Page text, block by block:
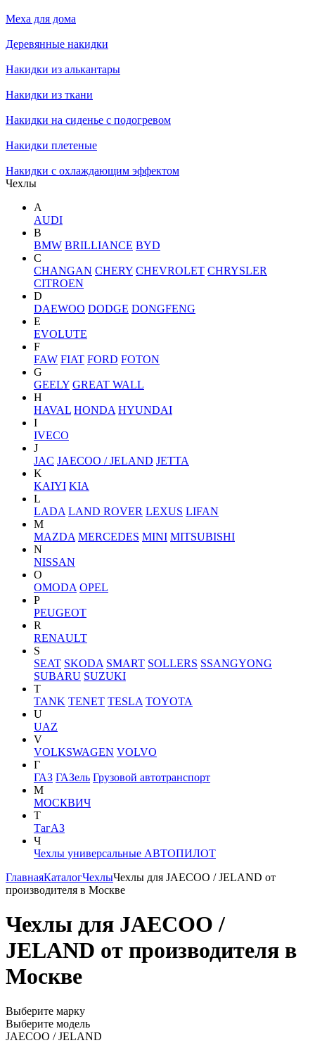
Меха для дома
Деревянные накидки
Накидки из алькантары
Накидки из ткани
Накидки на сиденье с подогревом
Накидки плетеные
Накидки с охлаждающим эффектом
Чехлы
A
AUDI
B
BMW BRILLIANCE BYD
C
CHANGAN CHERY CHEVROLET CHRYSLER
CITROEN
D
DAEWOO DODGE DONGFENG
E
EVOLUTE
F
FAW FIAT FORD FOTON
G
GEELY GREAT WALL
H
HAVAL HONDA HYUNDAI
I
IVECO
J
JAC JAECOO / JELAND JETTA
K
KAIYI KIA
L
LADA LAND ROVER LEXUS LIFAN
M
MAZDA MERCEDES MINI MITSUBISHI
N
NISSAN
O
OMODA OPEL
P
PEUGEOT
R
RENAULT
S
SEAT SKODA SMART SOLLERS SSANGYONG
SUBARU SUZUKI
T
TANK TENET TESLA TOYOTA
U
UAZ
V
VOLKSWAGEN VOLVO
Г
ГАЗ ГАЗель Грузовой автотранспорт
М
МОСКВИЧ
Т
ТагАЗ
Ч
Чехлы универсальные АВТОПИЛОТ
ГлавнаяКаталогЧехлыЧехлы для JAECOO / JELAND от
производителя в Москве
Чехлы для JAECOO /
JELAND от производителя в
Москве
Выберите марку
Выберите модель
JAECOO / JELAND